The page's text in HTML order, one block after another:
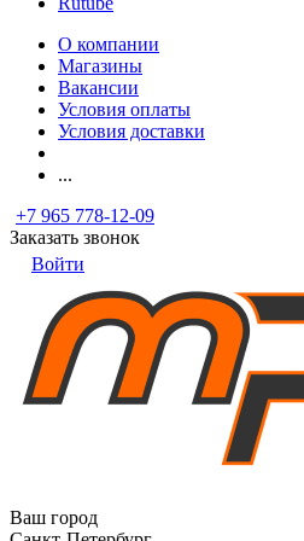
О компании
Магазины
Вакансии
Условия оплаты
Условия доставки
...
+7 965 778-12-09
Заказать звонок
Войти
Ваш город